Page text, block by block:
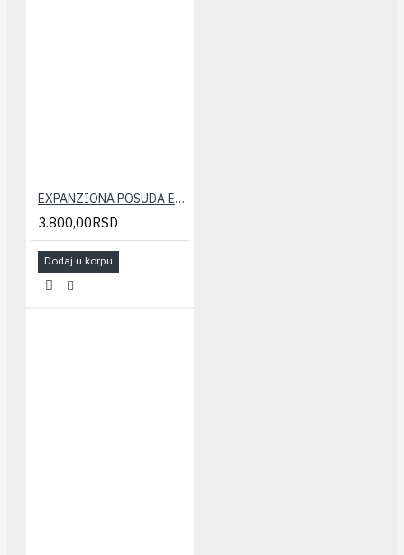
EXPANZIONA POSUDA ELBI 24 LIT.
3.800,00RSD
Dodaj u korpu